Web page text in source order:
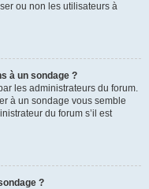
ou non les utilisateurs à
à un sondage ?
les administrateurs du forum.
à un sondage vous semble
du forum s’il est
?